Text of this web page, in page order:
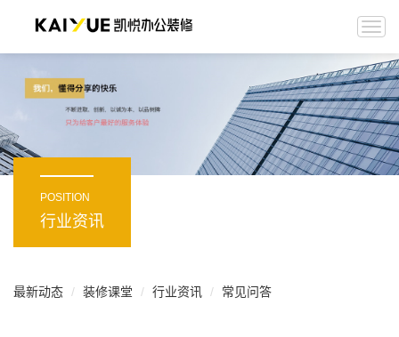
POSITION
行业资讯
最新动态 装修课堂 行业资讯 常见问答